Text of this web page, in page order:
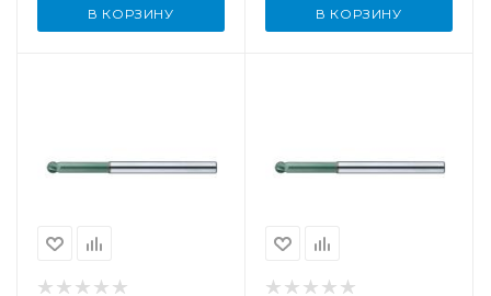
В КОРЗИНУ В КОРЗИНУ